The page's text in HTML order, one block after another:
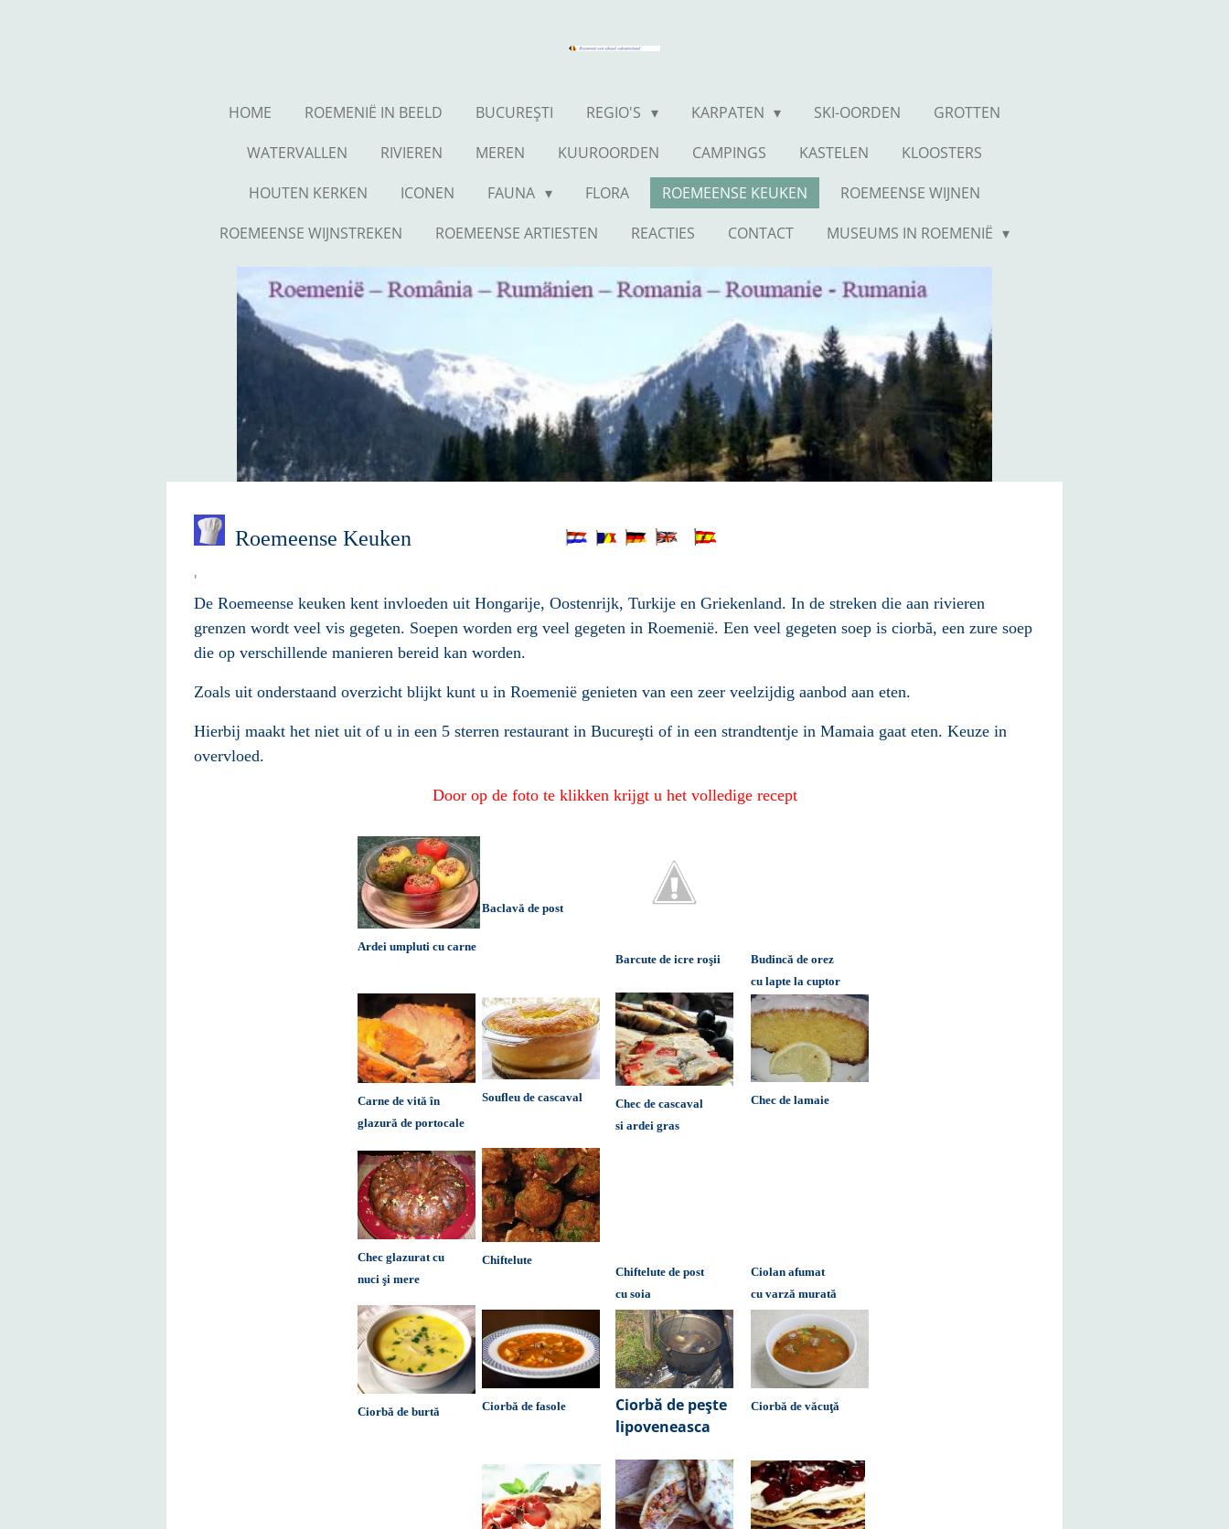
HOME ROEMENIË IN BEELD BUCUREŞTI REGIO'S KARPATEN SKI-OORDEN
GROTTEN
WATERVALLEN
RIVIEREN MEREN KUUROORDEN CAMPINGS KASTELEN
KLOOSTERS
HOUTEN KERKEN
ICONEN FAUNA FLORA ROEMEENSE KEUKEN
ROEMEENSE WIJNEN
ROEMEENSE WIJNSTREKEN
ROEMEENSE ARTIESTEN REACTIES CONTACT MUSEUMS IN ROEMENIË
Roemeense Keuken
'
De Roemeense keuken kent invloeden uit Hongarije, Oostenrijk, Turkije en Griekenland. In de streken die aan rivieren
grenzen wordt veel vis gegeten. Soepen worden erg veel gegeten in Roemenië. Een veel gegeten soep is ciorbă, een zure soep
die op verschillende manieren bereid kan worden.
Zoals uit onderstaand overzicht blijkt kunt u in Roemenië genieten van een zeer veelzijdig aanbod aan eten.
Hierbij maakt het niet uit of u in een 5 sterren restaurant in Bucureşti of in een strandtentje in Mamaia gaat eten. Keuze in
overvloed.
Door op de foto te klikken krijgt u het volledige recept
Ardei umpluti cu carne
Baclavă de post
Barcute de icre roşii
Budincă de orez
cu lapte la cuptor
Carne de vită în
glazură de portocale
Soufleu de cascaval
Chec de cascaval
si ardei gras
Chec de lamaie
Chec glazurat cu
nuci şi mere
Chiftelute
Chiftelute de post
cu soia
Ciolan afumat
cu varză murată
Ciorbă de burtă Ciorbă de fasole
Ciorbă de peşte
lipoveneasca
Ciorbă de văcuţă